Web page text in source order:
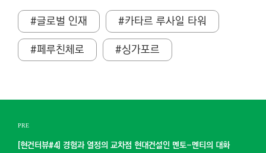
#글로벌 인재
#카타르 루사일 타워
#페루친체로
#싱가포르
PRE
[현건터뷰#4] 경험과 열정의 교차점 현대건설인 멘토-멘티의 대화